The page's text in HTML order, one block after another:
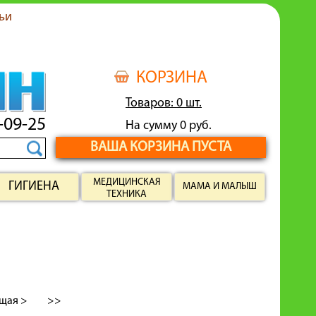
КОРЗИНА
Товаров: 0 шт.
На сумму 0 руб.
ВАША КОРЗИНА ПУСТА
25
ГИГИЕНА
МЕДИЦИНСКАЯ
ТЕХНИКА
МАМА И МАЛЫШ
> >>